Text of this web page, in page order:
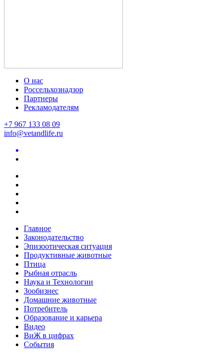
О нас
Россельхознадзор
Партнеры
Рекламодателям
+7 967 133 08 09
info@vetandlife.ru
Главное
Законодательство
Эпизоотическая ситуация
Продуктивные животные
Птица
Рыбная отрасль
Наука и Технологии
Зообизнес
Домашние животные
Потребитель
Образование и карьера
Видео
ВиЖ в цифрах
События